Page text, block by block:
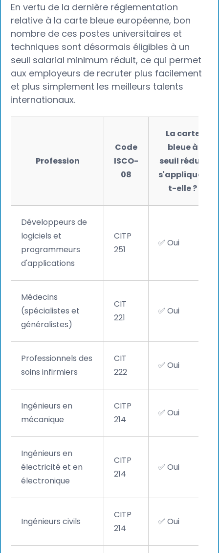
En vertu de la dernière réglementation
relative à la carte bleue européenne, bon
nombre de ces postes universitaires et
techniques sont désormais éligibles à un
seuil salarial minimum réduit, ce qui permet
aux employeurs de recruter plus facilement
et plus simplement les meilleurs talents
internationaux.
Profession
Code
ISCO-
08
La carte
bleue à
seuil réduit
s'applique-
t-elle ?
Développeurs de
logiciels et
programmeurs
d'applications
CITP
251
✅ Oui
Médecins
(spécialistes et
généralistes)
CIT
221
✅ Oui
Professionnels des
soins infirmiers
CIT
222
✅ Oui
Ingénieurs en
mécanique
CITP
214
✅ Oui
Ingénieurs en
électricité et en
électronique
CITP
214
✅ Oui
Ingénieurs civils
CITP
214
✅ Oui